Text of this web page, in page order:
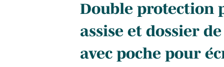
Double protection
assise et dossier de
avec poche pour